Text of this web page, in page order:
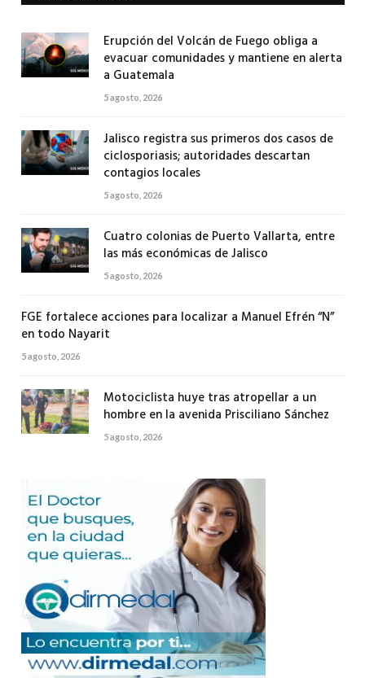
Erupción del Volcán de Fuego obliga a
evacuar comunidades y mantiene en alerta
a Guatemala
5 agosto, 2026
Jalisco registra sus primeros dos casos de
ciclosporiasis; autoridades descartan
contagios locales
5 agosto, 2026
Cuatro colonias de Puerto Vallarta, entre
las más económicas de Jalisco
5 agosto, 2026
FGE fortalece acciones para localizar a Manuel Efrén “N”
en todo Nayarit
5 agosto, 2026
Motociclista huye tras atropellar a un
hombre en la avenida Prisciliano Sánchez
5 agosto, 2026